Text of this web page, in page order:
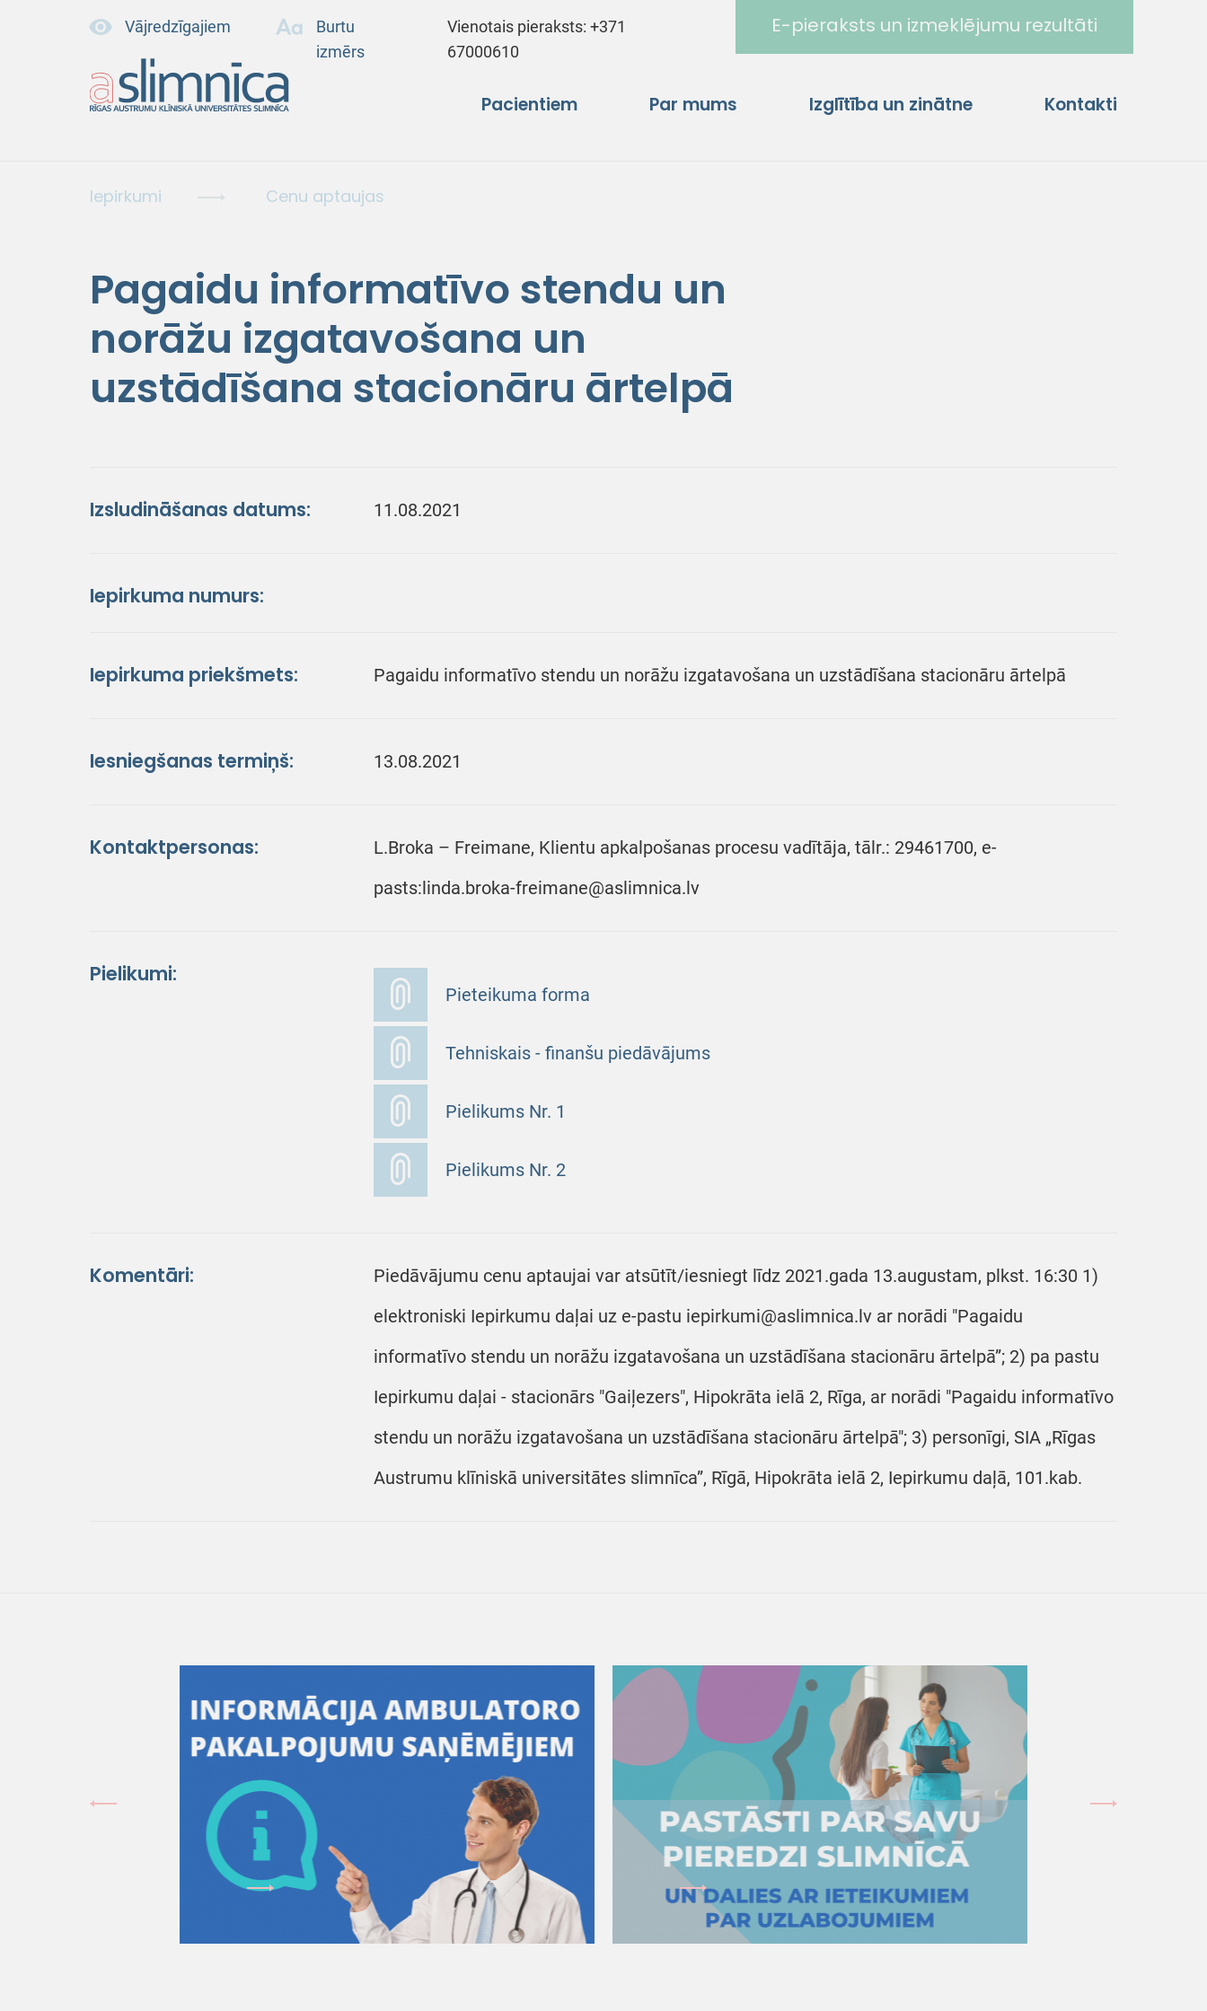
Vājredzīgajiem
Burtu
izmērs
Vienotais pieraksts:+371
67000610
E-pieraksts un izmeklējumu rezultāti
Pacientiem Par mums Izglītība un zinātne Kontakti
Iepirkumi Cenu aptaujas
Pagaidu informatīvo stendu un
norāžu izgatavošana un
uzstādīšana stacionāru ārtelpā
Izsludināšanas datums: 11.08.2021
Iepirkuma numurs:
Iepirkuma priekšmets: Pagaidu informatīvo stendu un norāžu izgatavošana un uzstādīšana stacionāru ārtelpā
Iesniegšanas termiņš: 13.08.2021
Kontaktpersonas:
L.Broka – Freimane, Klientu apkalpošanas procesu vadītāja, tālr.: 29461700, e-
pasts:linda.broka-freimane@aslimnica.lv
Pielikumi:
Pieteikuma forma
Tehniskais - finanšu piedāvājums
Pielikums Nr. 1
Pielikums Nr. 2
Komentāri:
Piedāvājumu cenu aptaujai var atsūtīt/iesniegt līdz 2021.gada 13.augustam, plkst. 16:30 1)
elektroniski Iepirkumu daļai uz e-pastu iepirkumi@aslimnica.lv ar norādi "Pagaidu
informatīvo stendu un norāžu izgatavošana un uzstādīšana stacionāru ārtelpā”; 2) pa pastu
Iepirkumu daļai - stacionārs "Gaiļezers", Hipokrāta ielā 2, Rīga, ar norādi "Pagaidu informatīvo
stendu un norāžu izgatavošana un uzstādīšana stacionāru ārtelpā"; 3) personīgi, SIA „Rīgas
Austrumu klīniskā universitātes slimnīca”, Rīgā, Hipokrāta ielā 2, Iepirkumu daļā, 101.kab.